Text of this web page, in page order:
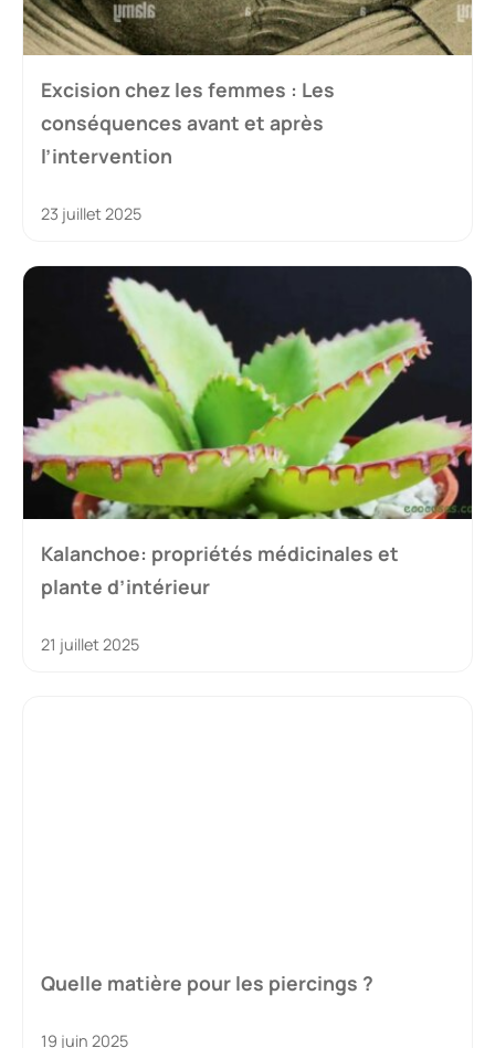
Excision chez les femmes : Les
conséquences avant et après
l’intervention
23 juillet 2025
Kalanchoe: propriétés médicinales et
plante d’intérieur
21 juillet 2025
Quelle matière pour les piercings ?
19 juin 2025